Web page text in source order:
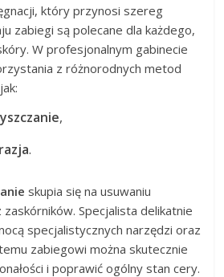
który przynosi szereg
zabiegi są polecane dla każdego,
W profesjonalnym gabinecie
z różnorodnych metod
,
.
skupia się na usuwaniu
Specjalista delikatnie
specjalistycznych narzędzi oraz
zabiegowi można skutecznie
i poprawić ogólny stan cery.